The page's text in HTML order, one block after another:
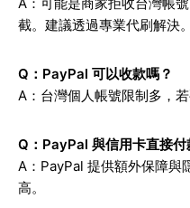
截。建議透過專業代刷解決。
Q：PayPal 可以收款嗎？
A：台灣個人帳號限制多，
Q：PayPal 與信用卡直接付
A：PayPal 提供額外保障與
高。